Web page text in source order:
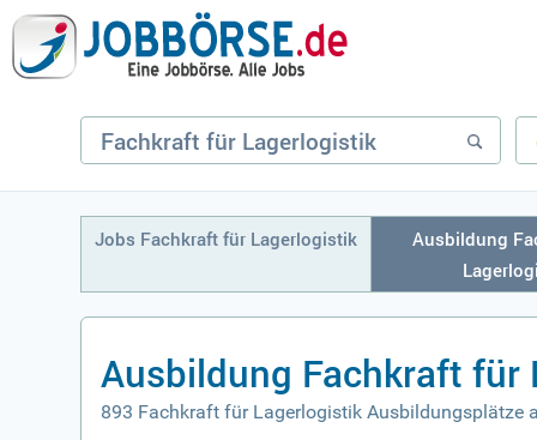
Jobs Fachkraft für Lagerlogistik
Ausbildung
Ausbildung Fachkraft für
893 Fachkraft für Lagerlogistik Ausbildungsplätze